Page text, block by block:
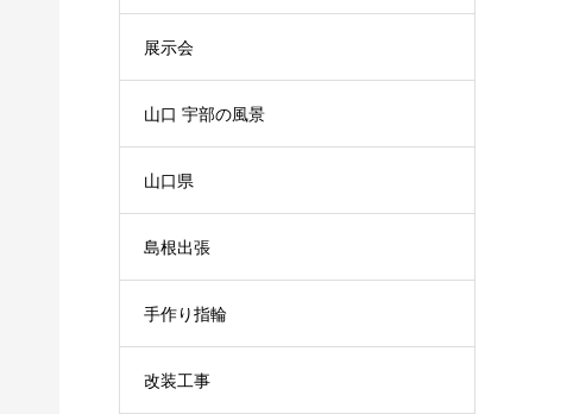
展示会
山口 宇部の風景
山口県
島根出張
手作り指輪
改装工事